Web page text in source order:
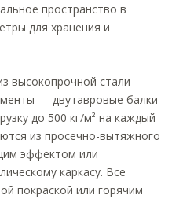
пространство в
для хранения и
высокопрочной стали
— двутавровые балки
до 500 кг/м² на каждый
из просечно-вытяжного
эффектом или
каркасу. Все
покраской или горячим